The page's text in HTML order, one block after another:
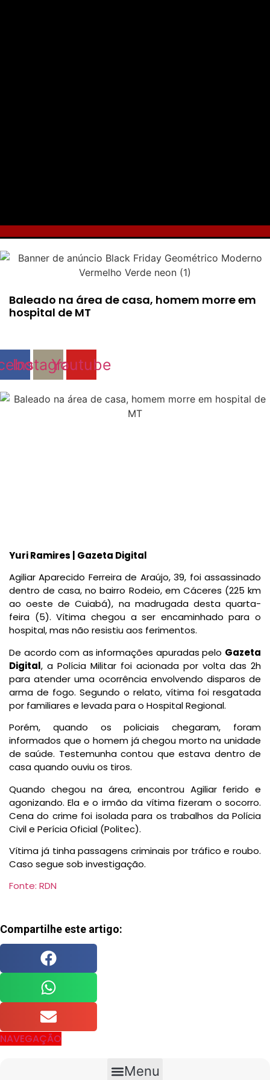
Baleado na área de casa, homem morre em
hospital de MT
Instagram
Youtube
Yuri Ramires | Gazeta Digital
Agiliar Aparecido Ferreira de Araújo, 39, foi assassinado
dentro de casa, no bairro Rodeio, em Cáceres (225 km
ao oeste de Cuiabá), na madrugada desta quarta-
feira (5). Vítima chegou a ser encaminhado para o
hospital, mas não resistiu aos ferimentos.
De acordo com as informações apuradas pelo Gazeta
Digital, a Polícia Militar foi acionada por volta das 2h
para atender uma ocorrência envolvendo disparos de
arma de fogo. Segundo o relato, vítima foi resgatada
por familiares e levada para o Hospital Regional.
Porém, quando os policiais chegaram, foram
informados que o homem já chegou morto na unidade
de saúde. Testemunha contou que estava dentro de
casa quando ouviu os tiros.
Quando chegou na área, encontrou Agiliar ferido e
agonizando. Ela e o irmão da vítima fizeram o socorro.
Cena do crime foi isolada para os trabalhos da Polícia
Civil e Perícia Oficial (Politec).
Vítima já tinha passagens criminais por tráfico e roubo.
Caso segue sob investigação.
Fonte: RDN
Compartilhe este artigo:
NAVEGAÇÃO
Menu